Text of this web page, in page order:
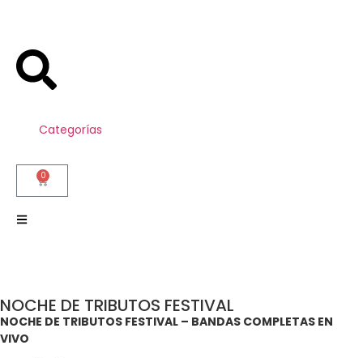
Categorías
0
NOCHE DE TRIBUTOS FESTIVAL
NOCHE DE TRIBUTOS FESTIVAL – BANDAS COMPLETAS EN
VIVO